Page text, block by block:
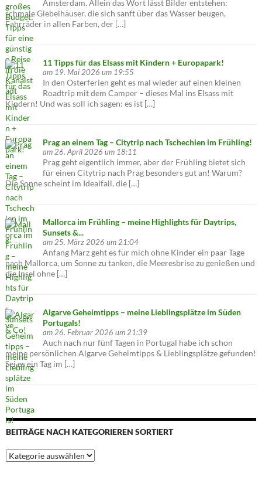
Amsterdam. Allein das Wort lässt Bilder entstehen:
schmale Giebelhäuser, die sich sanft über das Wasser beugen,
Fahrräder in allen Farben, der […]
11 Tipps für das Elsass mit Kindern + Europapark!
am 19. Mai 2026 um 19:55
In den Osterferien geht es mal wieder auf einen kleinen
Roadtrip mit dem Camper – dieses Mal ins Elsass mit
Kindern! Und was soll ich sagen: es ist […]
Prag an einem Tag – Citytrip nach Tschechien im Frühling!
am 26. April 2026 um 18:11
Prag geht eigentlich immer, aber der Frühling bietet sich
für einen Citytrip nach Prag besonders gut an! Warum?
Die Sonne scheint im Idealfall, die […]
Mallorca im Frühling – meine Highlights für Daytrips,
Sunsets &...
am 25. März 2026 um 21:04
Anfang März geht es für mich ohne Kinder ein paar Tage
nach Mallorca, um Sonne zu tanken, die Meeresbrise zu genießen und
die Insel ohne […]
Algarve Geheimtipps – meine Lieblingsplätze im Süden
Portugals!
am 26. Februar 2026 um 21:39
Auch nach nur fünf Tagen in Portugal habe ich schon
meine persönlichen Algarve Geheimtipps & Lieblingsplätze gefunden!
Sei es ein Tag im […]
BEITRÄGE NACH KATEGORIEREN SORTIERT
Beiträge
nach